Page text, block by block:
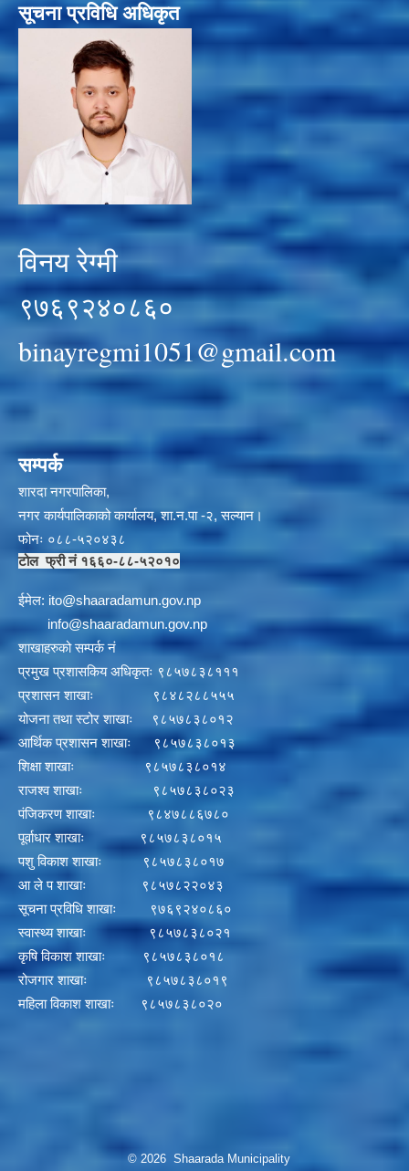
सूचना प्रविधि अधिकृत
विनय रेग्मी
९७६९२४०८६०
binayregmi1051@gmail.com
सम्पर्क
शारदा नगरपालिका,
नगर कार्यपालिकाको कार्यालय, शा.न.पा -२, सल्यान।
फोनः ०८८-५२०४३८
टोल फ्री नं १६६०-८८-५२०१०
ईमेल: ito@shaaradamun.gov.np
info@shaaradamun.gov.np
शाखाहरुको सम्पर्क नं
प्रमुख प्रशासकिय अधिकृतः ९८५७८३८१११
प्रशासन शाखाः ९८४८२८८५५५
योजना तथा स्टोर शाखाः ९८५७८३८०१२
आर्थिक प्रशासन शाखाः ९८५७८३८०१३
शिक्षा शाखाः ९८५७८३८०१४
राजश्व शाखाः ९८५७८३८०२३
पंजिकरण शाखाः ९८४७८८६७८०
पूर्वाधार शाखाः ९८५७८३८०१५
पशु विकाश शाखाः ९८५७८३८०१७
आ ले प शाखाः ९८५७८२२०४३
सूचना प्रविधि शाखाः ९७६९२४०८६०
स्वास्थ्य शाखाः ९८५७८३८०२१
कृषि विकाश शाखाः ९८५७८३८०१८
रोजगार शाखाः ९८५७८३८०१९
महिला विकाश शाखाः ९८५७८३८०२०
© 2026 Shaarada Municipality